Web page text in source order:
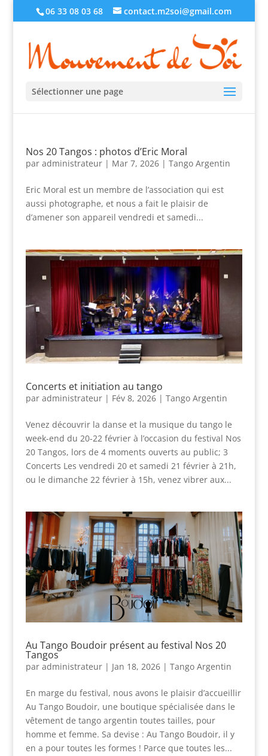
06 33 08 03 68 contact.m2soi@gmail.com
Sélectionner une page
Nos 20 Tangos : photos d’Eric Moral
par administrateur| Mar 7, 2026| Tango Argentin
Eric Moral est un membre de l’association qui est
aussi photographe, et nous a fait le plaisir de
d’amener son appareil vendredi et samedi...
Concerts et initiation au tango
par administrateur| Fév 8, 2026| Tango Argentin
Venez découvrir la danse et la musique du tango le
week-end du 20-22 février à l’occasion du festival Nos
20 Tangos, lors de 4 moments ouverts au public; 3
Concerts Les vendredi 20 et samedi 21 février à 21h,
ou le dimanche 22 février à 15h, venez vibrer aux...
Au Tango Boudoir présent au festival Nos 20
Tangos
par administrateur| Jan 18, 2026| Tango Argentin
En marge du festival, nous avons le plaisir d’accueillir
Au Tango Boudoir, une boutique spécialisée dans le
vêtement de tango argentin toutes tailles, pour
homme et femme. Sa devise : Au Tango Boudoir, il y
en a pour toutes les formes ! Parce que toutes les...